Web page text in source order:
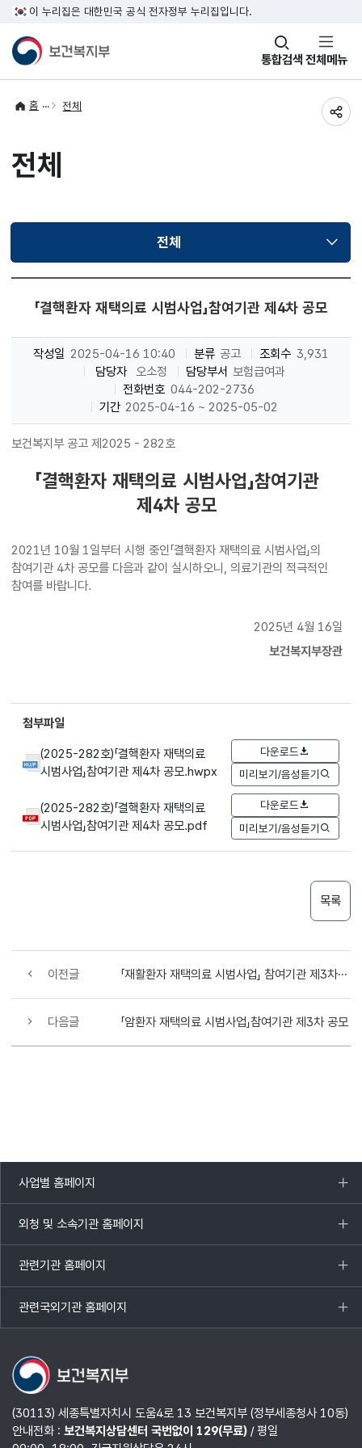
이 누리집은 대한민국 공식 전자정부 누리집입니다.
통합검색
창
열기 전체메뉴
홈 전체
전체
전체선택됨
「결핵환자 재택의료 시범사업」참여기관 제4차 공모
작성일 2025-04-16 10:40 분류 공고 조회수 3,931
담당자
오소정 담당부서 보험급여과
전화번호 044-202-2736
기간 2025-04-16 ~ 2025-05-02
보건복지부 공고 제2025 - 282호
「결핵환자 재택의료 시범사업」참여기관
제4차 공모
2021년 10월 1일부터 시행 중인「결핵환자 재택의료 시범사업」의
참여기관 4차 공모를 다음과 같이 실시하오니, 의료기관의 적극적인
참여를 바랍니다.
2025년 4월 16일
보건복지부장관
첨부파일
(2025-282호)「결핵환자 재택의료
시범사업」참여기관 제4차 공모.hwpx
다운로드
미리보기/음성듣기
(2025-282호)「결핵환자 재택의료
시범사업」참여기관 제4차 공모.pdf
다운로드
미리보기/음성듣기
목록
이전글 「재활환자 재택의료 시범사업」 참여기관 제3차 공모
다음글 「암환자 재택의료 시범사업」참여기관 제3차 공모
사업별 홈페이지
목록
열기
외청 및 소속기관 홈페이지
목록
열기
관련기관 홈페이지
목록
열기
관련국외기관 홈페이지
목록
열기
(30113) 세종특별자치시 도움4로 13 보건복지부 (정부세종청사 10동)
안내전화 : 보건복지상담센터 국번없이 129(무료)/ 평일